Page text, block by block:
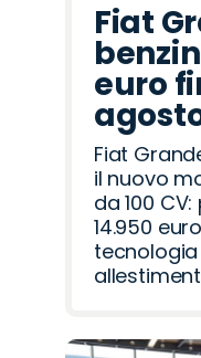
Fiat
euro
Fiat
il nuovo
da 100
14.950